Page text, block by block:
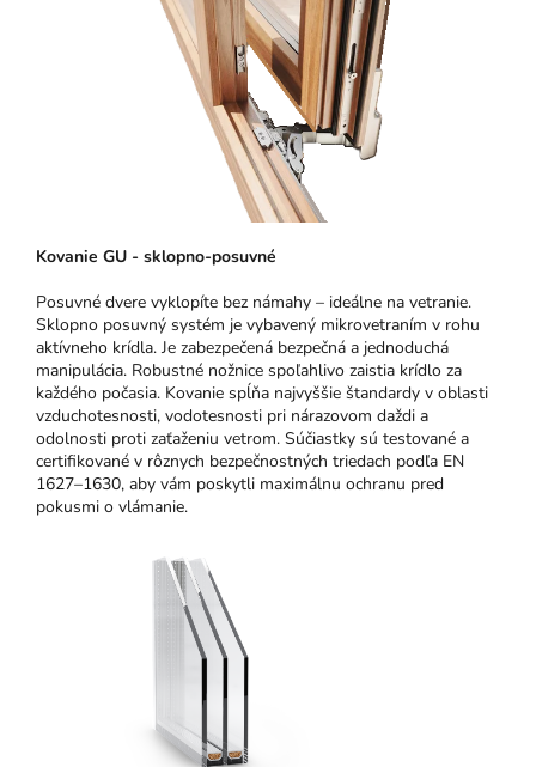
Kovanie GU - sklopno-posuvné
Posuvné dvere vyklopíte bez námahy – ideálne na vetranie.
Sklopno posuvný systém je vybavený mikrovetraním v rohu
aktívneho krídla. Je zabezpečená bezpečná a jednoduchá
manipulácia. Robustné nožnice spoľahlivo zaistia krídlo za
každého počasia. Kovanie spĺňa najvyššie štandardy v oblasti
vzduchotesnosti, vodotesnosti pri nárazovom daždi a
odolnosti proti zaťaženiu vetrom. Súčiastky sú testované a
certifikované v rôznych bezpečnostných triedach podľa EN
1627–1630, aby vám poskytli maximálnu ochranu pred
pokusmi o vlámanie.